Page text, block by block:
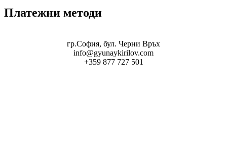
Платежни методи
гр.София, бул. Черни Връх
info@gyunaykirilov.com
+359 877 727 501